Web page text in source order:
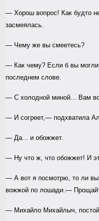
— Хорош вопрос! Как будто
засмеялась.
— Чему же вы смеетесь?
— Как чему? Если б вы могли
последнем слове.
— С холодной миной... Вам
— И согреет,— подхватила
— Да... и обожжет.
— Ну что ж, что обожжет! И
— А вот я посмотрю, то ли вы
вожжой по лошади.—
— Михайло Михайлыч,